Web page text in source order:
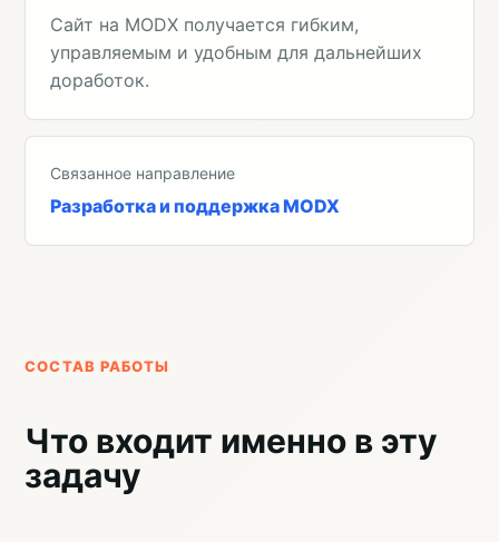
Сайт на MODX получается гибким,
управляемым и удобным для дальнейших
доработок.
Связанное направление
Разработка и поддержка MODX
СОСТАВ РАБОТЫ
Что входит именно в эту
задачу